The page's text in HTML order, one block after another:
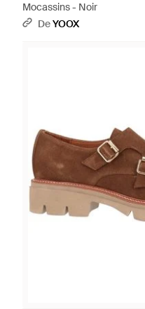
Mocassins - Noir
DeYOOX